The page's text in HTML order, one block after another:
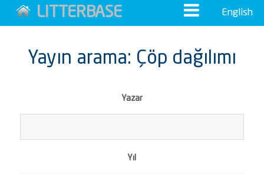
LITTERBASE English
Yayın arama: Çöp dağılımı
Yazar
Yıl